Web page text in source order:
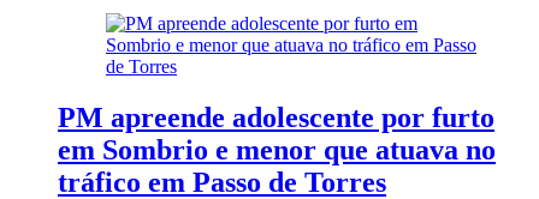
PM apreende adolescente por furto
em Sombrio e menor que atuava no
tráfico em Passo de Torres